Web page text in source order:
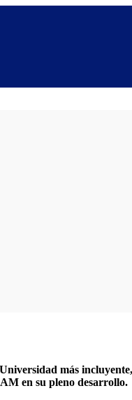
más
en su pleno desarrollo.